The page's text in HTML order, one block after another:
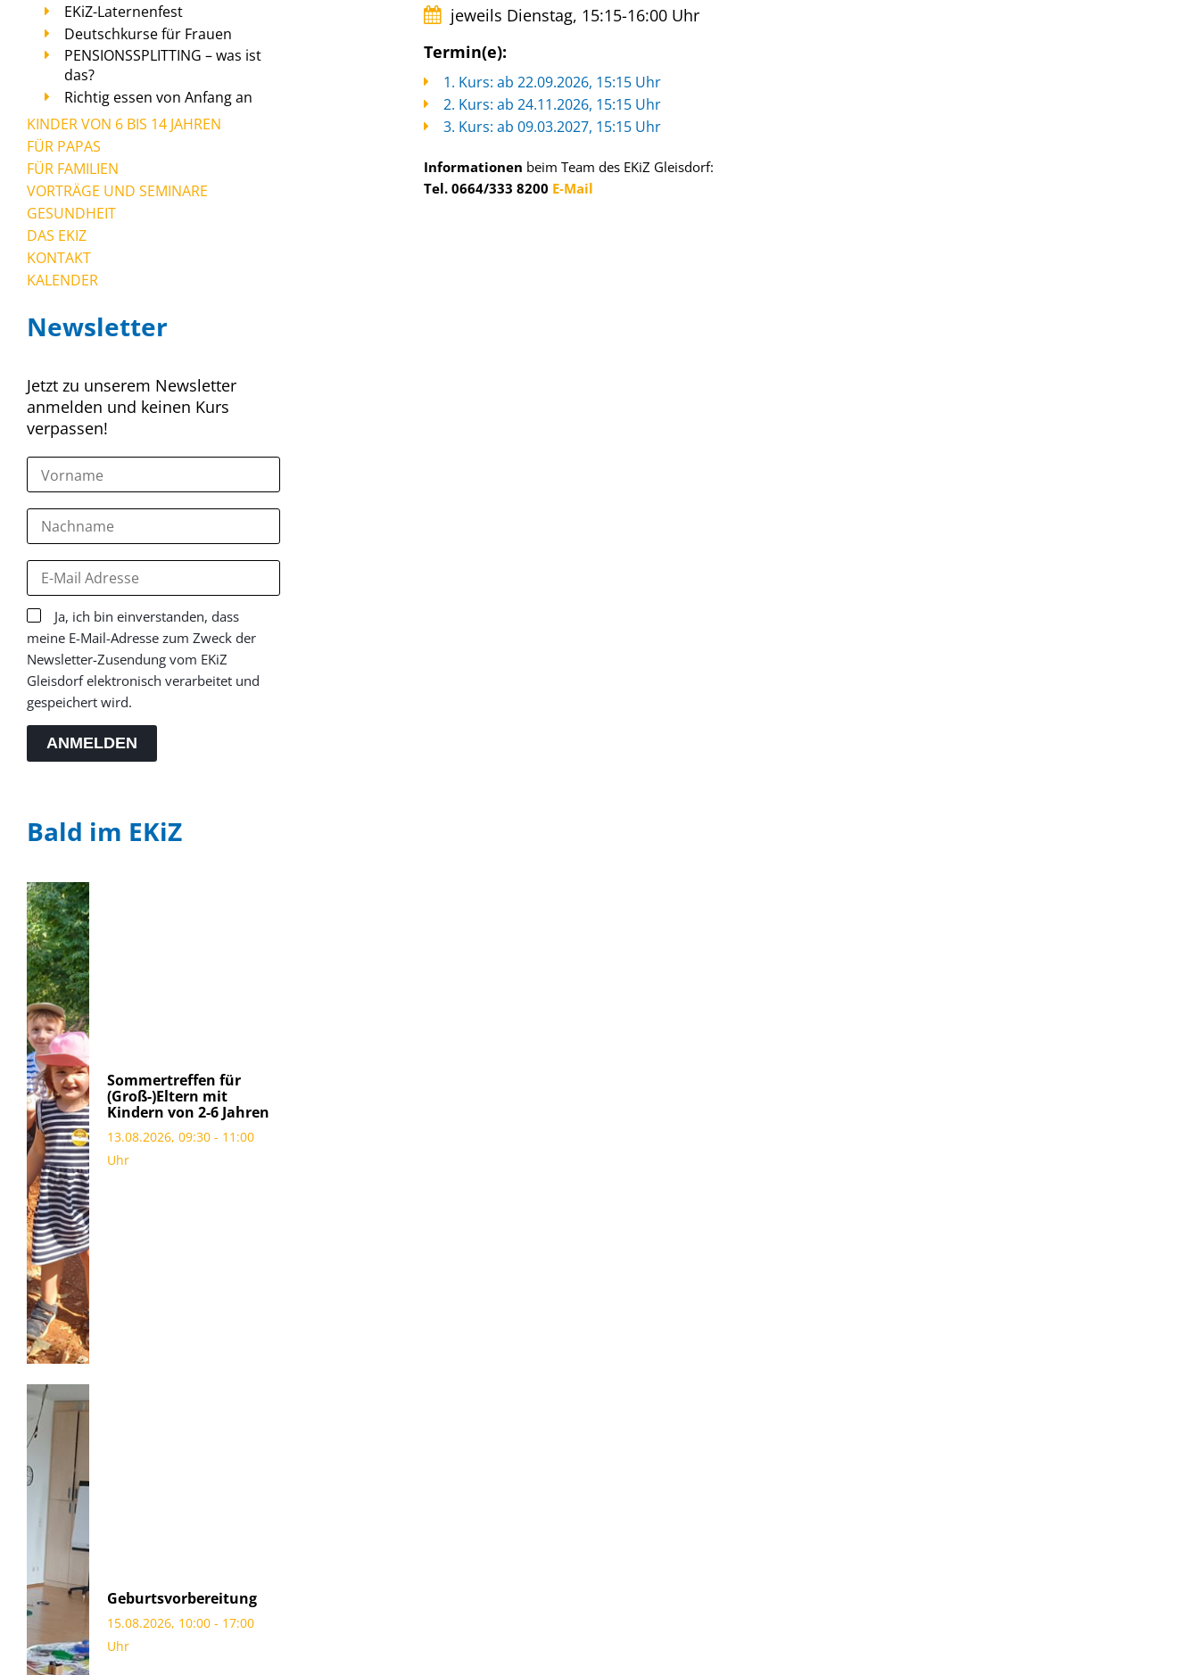
EKiZ-Laternenfest
Deutschkurse für Frauen
PENSIONSSPLITTING – was ist
das?
Richtig essen von Anfang an
KINDER VON 6 BIS 14 JAHREN
FÜR PAPAS
FÜR FAMILIEN
VORTRÄGE UND SEMINARE
GESUNDHEIT
DAS EKIZ
KONTAKT
KALENDER
Newsletter
Jetzt zu unserem Newsletter
anmelden und keinen Kurs
verpassen!
Ja, ich bin einverstanden, dass
meine E-Mail-Adresse zum Zweck der
Newsletter-Zusendung vom EKiZ
Gleisdorf elektronisch verarbeitet und
gespeichert wird.
ANMELDEN
Bald im EKiZ
Sommertreffen für
(Groß-)Eltern mit
Kindern von 2-6 Jahren
13.08.2026, 09:30 - 11:00
Uhr
Geburtsvorbereitung
15.08.2026, 10:00 - 17:00
Uhr
jeweils Dienstag, 15:15-16:00 Uhr
Termin(e):
1. Kurs: ab 22.09.2026, 15:15 Uhr
2. Kurs: ab 24.11.2026, 15:15 Uhr
3. Kurs: ab 09.03.2027, 15:15 Uhr
Informationen beim Team des EKiZ Gleisdorf:
Tel. 0664/333 8200 E-Mail